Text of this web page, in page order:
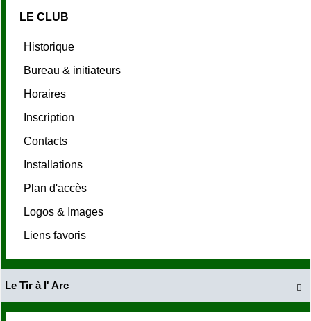
LE CLUB
Historique
Bureau & initiateurs
Horaires
Inscription
Contacts
Installations
Plan d'accès
Logos & Images
Liens favoris

Le Tir à l' Arc